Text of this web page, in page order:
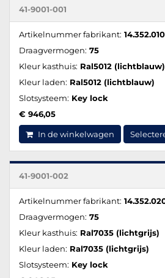
41-9001-001
Artikelnummer fabrikant: 14.352.010
Draagvermogen: 75
Kleur kasthuis: Ral5012 (lichtblauw)
Kleur laden: Ral5012 (lichtblauw)
Slotsysteem: Key lock
€ 946,05
In de winkelwagen
41-9001-002
Artikelnummer fabrikant:
Draagvermogen: 75
Kleur kasthuis: Ral7035 (lichtgrijs)
Kleur laden: Ral7035 (lichtgrijs)
Slotsysteem: Key lock